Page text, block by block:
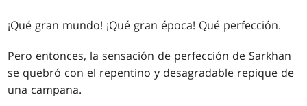
¡Qué gran mundo! ¡Qué gran época! Qué perfección.
Pero entonces, la sensación de perfección de Sarkhan
se quebró con el repentino y desagradable repique de
una campana.